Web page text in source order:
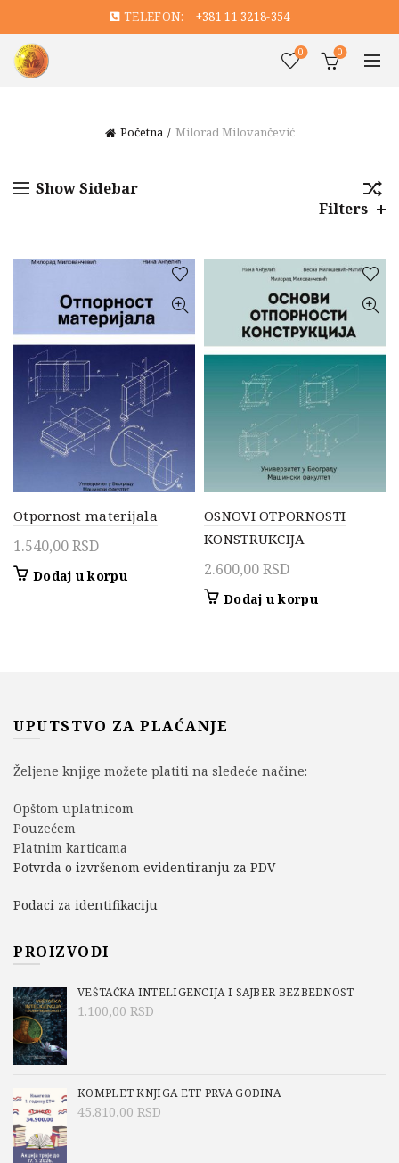
TELEFON: +381 11 3218-354
0 0
Početna Milorad Milovančević
Show Sidebar
Filters
Otpornost materijala
1.540,00RSD
Dodaj u korpu
OSNOVI OTPORNOSTI
KONSTRUKCIJA
2.600,00RSD
Dodaj u korpu
UPUTSTVO ZA PLAĆANJE
Željene knjige možete platiti na sledeće načine:
Opštom uplatnicom
Pouzećem
Platnim karticama
Potvrda o izvršenom evidentiranju za PDV
Podaci za identifikaciju
PROIZVODI
VEŠTAČKA INTELIGENCIJA I SAJBER BEZBEDNOST
1.100,00 RSD
KOMPLET KNJIGA ETF PRVA GODINA
45.810,00 RSD